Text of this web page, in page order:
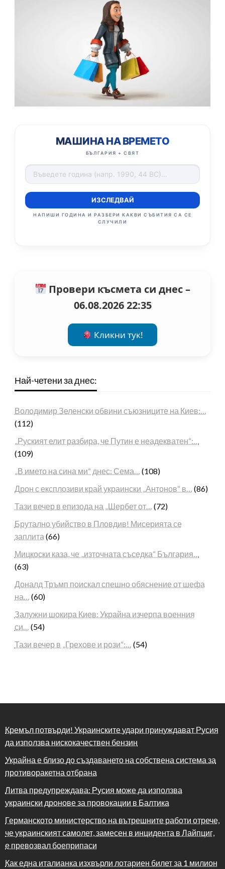
МАШИНА НА ВРЕМЕТО
БЪЛГАРИЯ + СВЯТ
ИЗСЛЕДВАЙ
НАПИШИ ГОДИНА И РАЗБЕРИ КАКВИ СЪБИТИЯ СА СЕ
СЛУЧИЛИ
Провери късмета си днес –
06.08.2026 22:35
Кликни тук!
Най-четени за днес:
Володимир Зеленски обвини съюзниците на Киев:…
(112)
„Руският елит разбира, че Путин е неадекватен“:…
(109)
„В името на сина ми“ днес: Сема… (108)
Дрон с експлозиви край украински „Антонов“ в… (86)
Тази вечер в епизода на „Шербет от… (72)
Брутално убийство в Пловдив! Мисерията се
заплита (66)
Мицкоски каза, че „източната съседка“ България…
(63)
Доналд Тръмп поискал спешно обяснение от шефа
на… (60)
Залужни шокира Киев: Украйна изчерпа военния
си… (54)
Тази вечер в „Грехове и рози“:… (54)
Кремъл потвърди! Украинските удари принуждават Русия
да използва нискокачествен бензин
Украйна е близо до създаването на собствена система за
противоракетна отбрана
Литва предупреждава: Русия може да използва
украински дронове за провокации в Балтика
Германското министерство на вътрешните работи отрече,
че украинският самолет, замесен в инцидента в Лайпциг,
е превозвал боеприпаси
Как една италианка изхвърли лотариен билет за 1 милион